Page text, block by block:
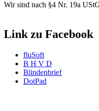
Wir sind nach §4 Nr. 19a
Link zu Facebook
fluSoft
B H V D
Blindenbrief
DotPad